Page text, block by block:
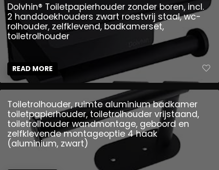
Dolvhin® Toiletpapierhouder zonder boren, incl.
2 handdoekhouders zwart roestvrij staal, wc-
rolhouder, zelfklevend, badkamerset,
toiletrolhouder
READ MORE
Toiletrolhouder, ruimte aluminium badkamer
toiletpapierhouder, toiletrolhouder vrijstaand,
toiletrolhouder wandmontage, geboord en
zelfklevende montageoptie 4 haak
(aluminium, zwart)